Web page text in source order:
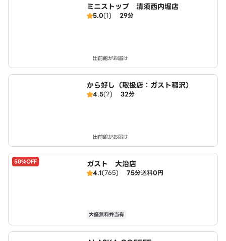
ミニストップ 清須西内堀店
5.0(1) 29分
出前館がお届け
から好し（取扱店：ガスト稲沢）
4.5(2) 32分
出前館がお届け
50%OFF ガスト 大治店
4.1(765) 75分送料0円
大盛無料弁当有